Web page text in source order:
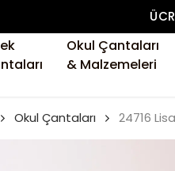
Okul Çantaları
& Malzemeleri
Okul Çantaları 24716